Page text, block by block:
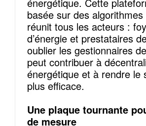
basée sur des
réunit tous les acteurs :
d’énergie et prestataires
oublier les gestionnaires
peut contribuer à
énergétique et à rendre le
plus efficace.
Une plaque tournante
de mesure